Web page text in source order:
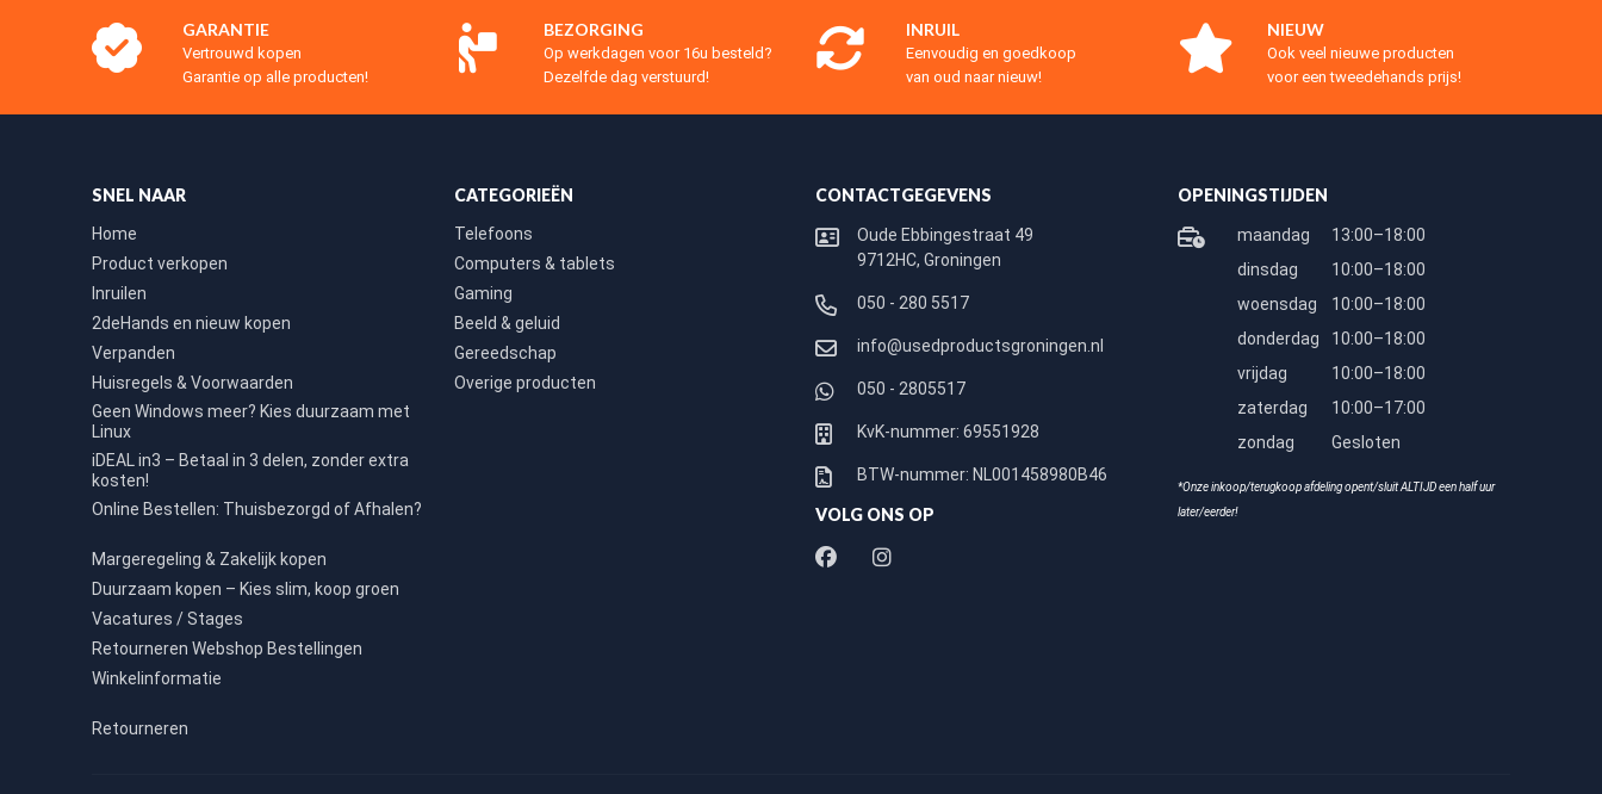
GARANTIE
Vertrouwd kopen
Garantie op alle producten!
BEZORGING
Op werkdagen voor 16u besteld?
Dezelfde dag verstuurd!
INRUIL
Eenvoudig en goedkoop
van oud naar nieuw!
NIEUW
Ook veel nieuwe producten
voor een tweedehands prijs!
SNEL NAAR
Home
Product verkopen
Inruilen
2deHands en nieuw kopen
Verpanden
Huisregels & Voorwaarden
Geen Windows meer? Kies duurzaam met
Linux
iDEAL in3 – Betaal in 3 delen, zonder extra
kosten!
Online Bestellen: Thuisbezorgd of Afhalen?
Margeregeling & Zakelijk kopen
Duurzaam kopen – Kies slim, koop groen
Vacatures / Stages
Retourneren Webshop Bestellingen
Winkelinformatie
Retourneren
CATEGORIEËN
Telefoons
Computers & tablets
Gaming
Beeld & geluid
Gereedschap
Overige producten
CONTACTGEGEVENS
Oude Ebbingestraat 49
9712HC, Groningen
050 - 280 5517
info@usedproductsgroningen.nl
050 - 2805517
KvK-nummer: 69551928
BTW-nummer: NL001458980B46
VOLG ONS OP
OPENINGSTIJDEN
maandag
13:00–18:00
dinsdag
10:00–18:00
woensdag
10:00–18:00
donderdag
10:00–18:00
vrijdag
10:00–18:00
zaterdag
10:00–17:00
zondag
Gesloten
*Onze inkoop/terugkoop afdeling opent/sluit ALTIJD een half uur
later/eerder!